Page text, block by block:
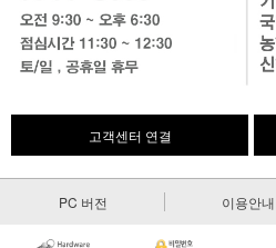
고객센터 연결
PC 버전 이용안내